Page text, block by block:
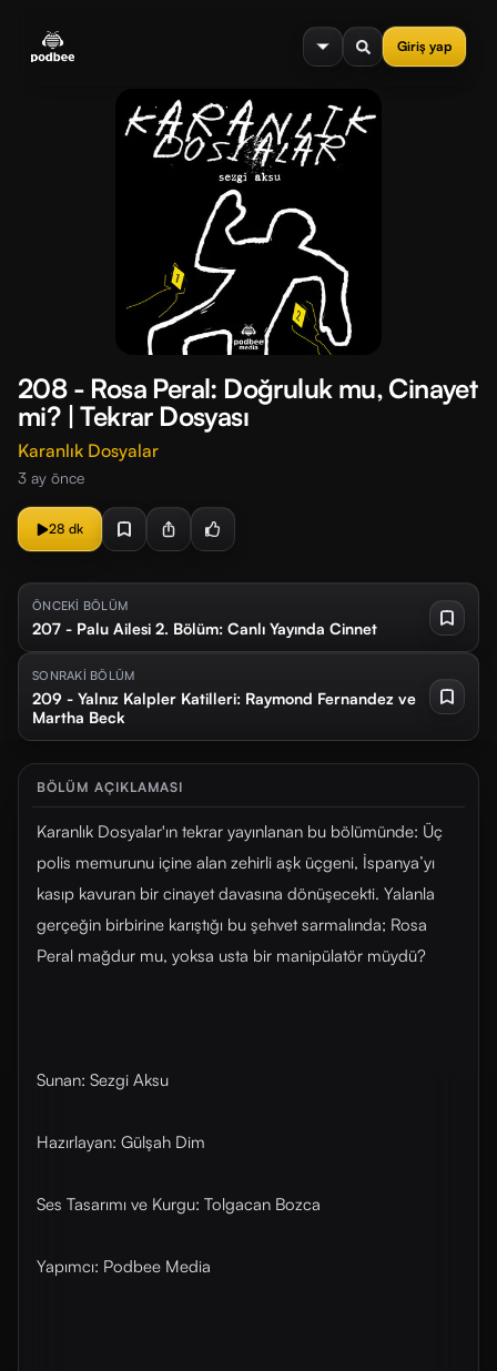
Giriş yap
menu
208 - Rosa Peral: Doğruluk mu, Cinayet
mi? | Tekrar Dosyası
Karanlık Dosyalar
3 ay önce
28 dk
ÖNCEKİ BÖLÜM
207 - Palu Ailesi 2. Bölüm: Canlı Yayında Cinnet
SONRAKİ BÖLÜM
209 - Yalnız Kalpler Katilleri: Raymond Fernandez ve
Martha Beck
BÖLÜM AÇIKLAMASI
Karanlık Dosyalar'ın tekrar yayınlanan bu bölümünde: Üç
polis memurunu içine alan zehirli aşk üçgeni, İspanya’yı
kasıp kavuran bir cinayet davasına dönüşecekti. Yalanla
gerçeğin birbirine karıştığı bu şehvet sarmalında; Rosa
Peral mağdur mu, yoksa usta bir manipülatör müydü?
Sunan: Sezgi Aksu
Hazırlayan: Gülşah Dim
Ses Tasarımı ve Kurgu: Tolgacan Bozca
Yapımcı: Podbee Media